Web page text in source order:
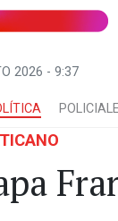
2026 - 9:37